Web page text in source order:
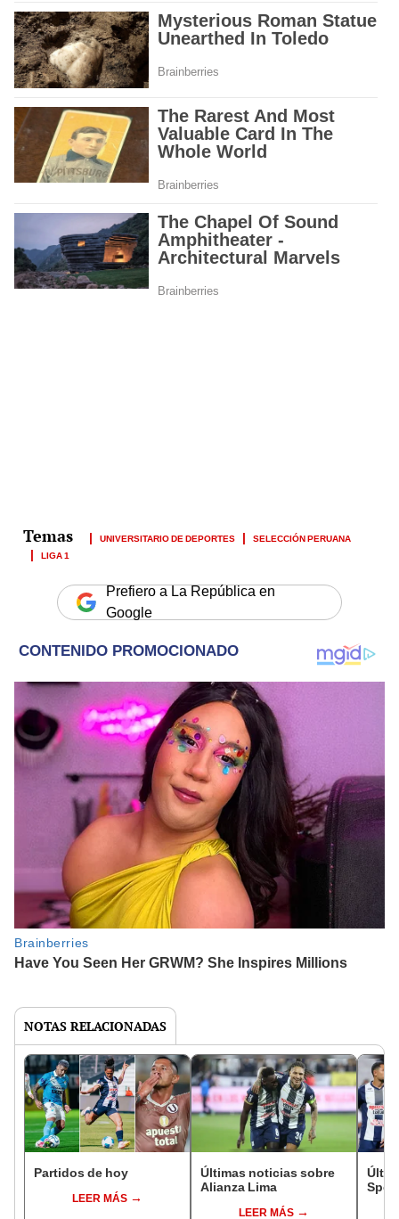
UNIVERSITARIO DE DEPORTES
SELECCIÓN PERUANA
LIGA 1
Prefiero a La República en
Google
NOTAS RELACIONADAS
Partidos de hoy
LEER MÁS
Últimas noticias sobre
Alianza Lima
LEER MÁS